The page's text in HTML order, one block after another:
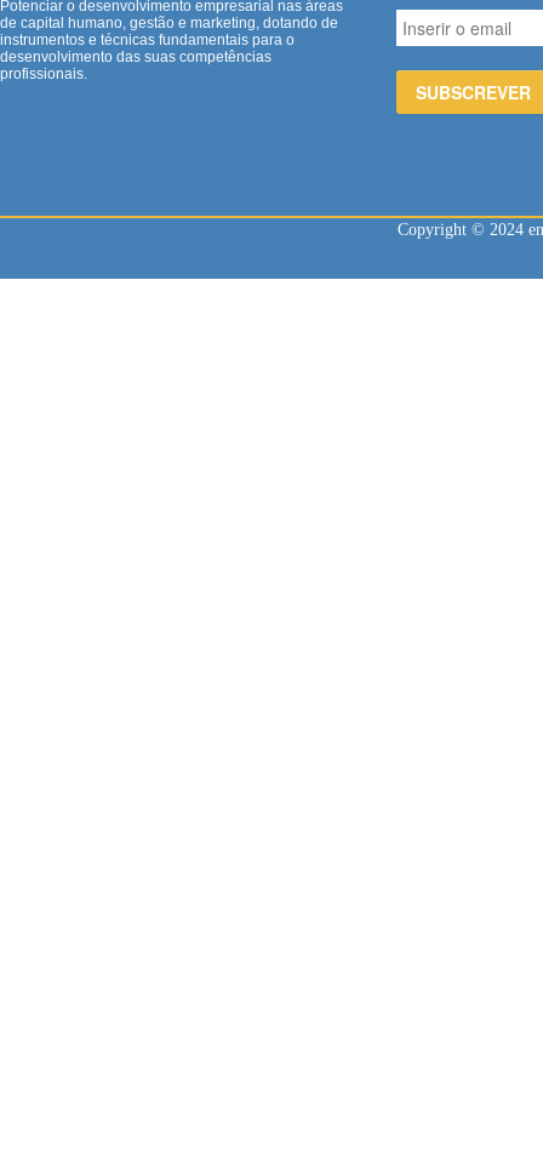
Potenciar o desenvolvimento empresarial nas áreas
de capital humano, gestão e marketing, dotando de
instrumentos e técnicas fundamentais para o
desenvolvimento das suas competências
profissionais.
Copyright © 2024